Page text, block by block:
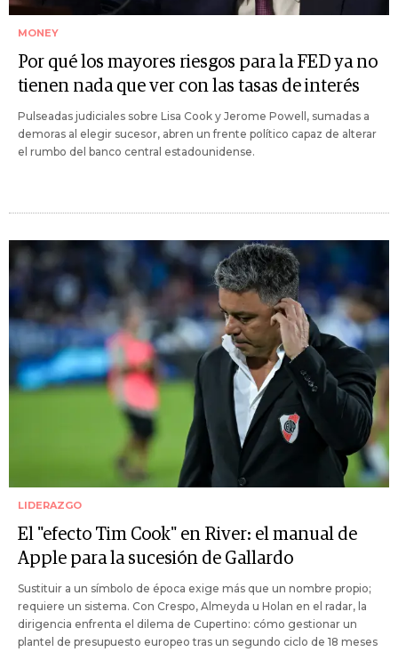
MONEY
Por qué los mayores riesgos para la FED ya no
tienen nada que ver con las tasas de interés
Pulseadas judiciales sobre Lisa Cook y Jerome Powell, sumadas a
demoras al elegir sucesor, abren un frente político capaz de alterar
el rumbo del banco central estadounidense.
LIDERAZGO
El "efecto Tim Cook" en River: el manual de
Apple para la sucesión de Gallardo
Sustituir a un símbolo de época exige más que un nombre propio;
requiere un sistema. Con Crespo, Almeyda u Holan en el radar, la
dirigencia enfrenta el dilema de Cupertino: cómo gestionar un
plantel de presupuesto europeo tras un segundo ciclo de 18 meses